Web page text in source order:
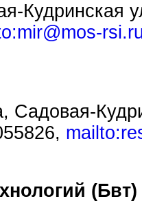
Кудринская
Садовая-
(Бвт)